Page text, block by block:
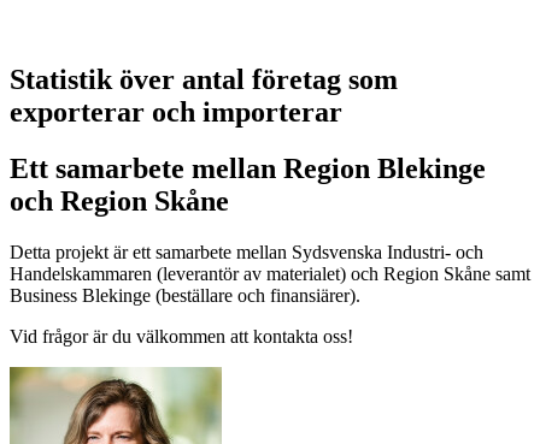
Statistik över antal företag som
exporterar och importerar
Ett samarbete mellan Region Blekinge
och Region Skåne
Detta projekt är ett samarbete mellan Sydsvenska Industri- och
Handelskammaren (leverantör av materialet) och Region Skåne samt
Business Blekinge (beställare och finansiärer).
Vid frågor är du välkommen att kontakta oss!